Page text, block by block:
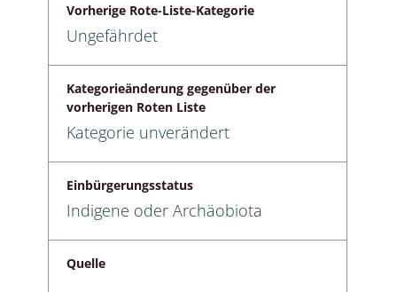
Vorherige Rote-Liste-Kategorie
Ungefährdet
Kategorieänderung gegenüber der
vorherigen Roten Liste
Kategorie unverändert
Einbürgerungsstatus
Indigene oder Archäobiota
Quelle